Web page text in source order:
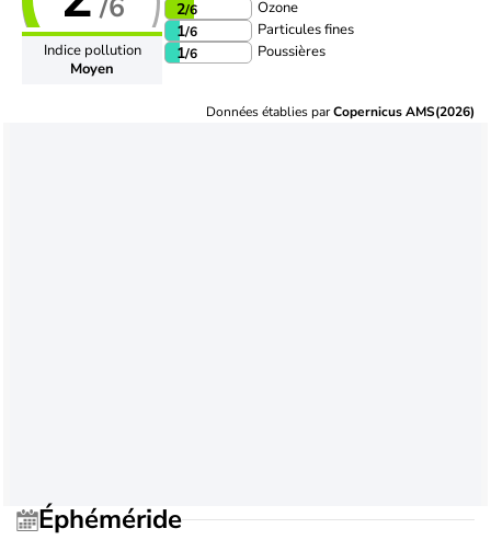
/6
Indice pollution
Moyen
2/6 Ozone
1/6 Particules fines
1/6 Poussières
Données établies parCopernicus AMS(2026)
Éphéméride